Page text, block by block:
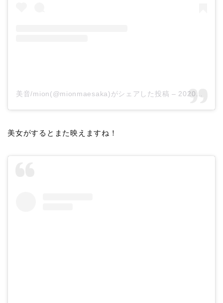
美音/mion(@mionmaesaka)がシェアした投稿 – 2020年 3月月31日午前4時13分PDT
美女がするとまた映えますね！